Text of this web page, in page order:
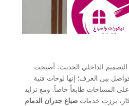
الداخلي الحديث، أصبحت
بين الغرف؛ إنها لوحات فنية
المساحات طابعاً خاصاً. ومع تزايد
برزت خدمات صباغ جدران الدمام